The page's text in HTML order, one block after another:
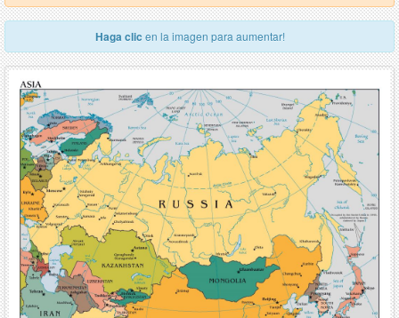
Haga clic en la imagen para aumentar!